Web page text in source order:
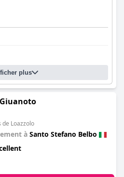
plus
de Loazzolo
à Santo Stefano Belbo